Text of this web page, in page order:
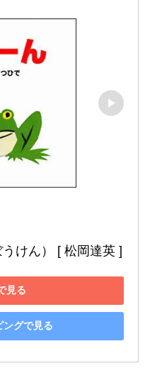
けん） [ 松岡達英 ]
見る
グで見る